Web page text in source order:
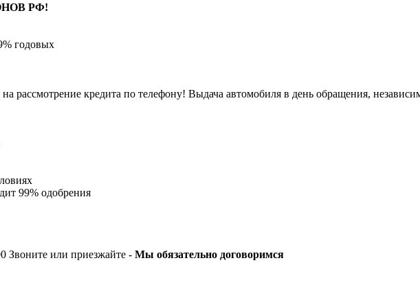
РФ!
годовых
рассмотрение кредита по телефону! Выдача автомобиля в день обращения,
99% одобрения
Звоните или приезжайте - Мы обязательно договоримся